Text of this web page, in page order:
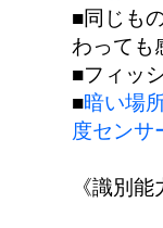
■同じも
わっても
■フィッ
■暗い場
度センサ
《識別